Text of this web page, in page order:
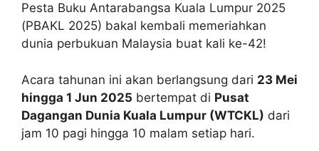
Pesta Buku Antarabangsa Kuala Lumpur 2025
(PBAKL 2025) bakal kembali memeriahkan
dunia perbukuan Malaysia buat kali ke-42!
Acara tahunan ini akan berlangsung dari 23 Mei
hingga 1 Jun 2025 bertempat di Pusat
Dagangan Dunia Kuala Lumpur (WTCKL) dari
jam 10 pagi hingga 10 malam setiap hari.